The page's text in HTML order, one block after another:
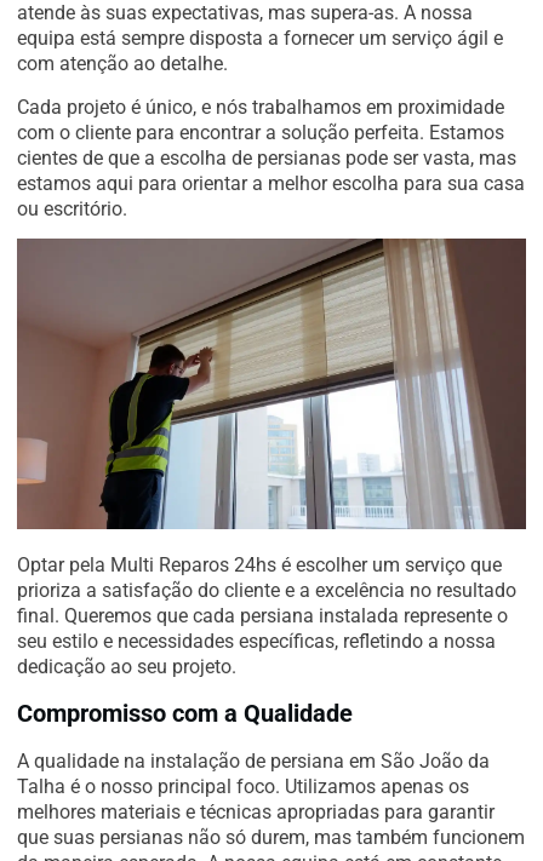
atende às suas expectativas, mas supera-as. A nossa
equipa está sempre disposta a fornecer um serviço ágil e
com atenção ao detalhe.
Cada projeto é único, e nós trabalhamos em proximidade
com o cliente para encontrar a solução perfeita. Estamos
cientes de que a escolha de persianas pode ser vasta, mas
estamos aqui para orientar a melhor escolha para sua casa
ou escritório.
Optar pela Multi Reparos 24hs é escolher um serviço que
prioriza a satisfação do cliente e a excelência no resultado
final. Queremos que cada persiana instalada represente o
seu estilo e necessidades específicas, refletindo a nossa
dedicação ao seu projeto.
Compromisso com a Qualidade
A qualidade na instalação de persiana em São João da
Talha é o nosso principal foco. Utilizamos apenas os
melhores materiais e técnicas apropriadas para garantir
que suas persianas não só durem, mas também funcionem